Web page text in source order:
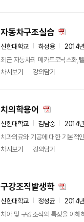
자동차구조실습
신한대학교 하성용
2014
최근 자동차의 메카트로닉스화,
차시보기
강의담기
치의학용어
신한대학교 김남중
2014
치과의료와 기공에 대한 기본적
차시보기
강의담기
구강조직발생학
신한대학교 정성균
2014
치아 및 구강조직의 특징을 이해